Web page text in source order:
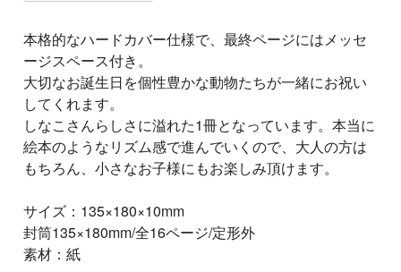
本格的なハードカバー仕様で、最終ページにはメッセ
ージスペース付き。
大切なお誕生日を個性豊かな動物たちが一緒にお祝い
してくれます。
しなこさんらしさに溢れた1冊となっています。本当に
絵本のようなリズム感で進んでいくので、大人の方は
もちろん、小さなお子様にもお楽しみ頂けます。
サイズ：135×180×10mm
封筒135×180mm/全16ページ/定形外
素材：紙